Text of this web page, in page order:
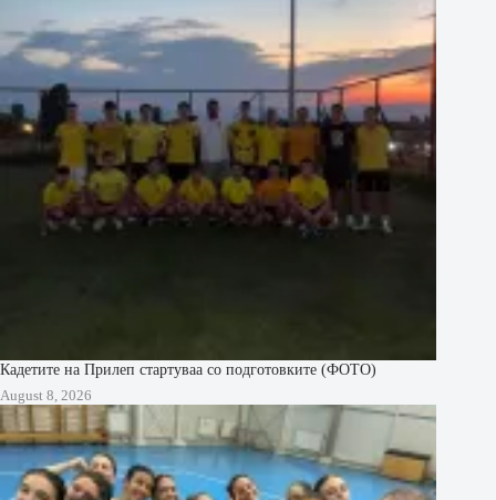
Кадетите на Прилеп стартуваа со подготовките (ФОТО)
August 8, 2026